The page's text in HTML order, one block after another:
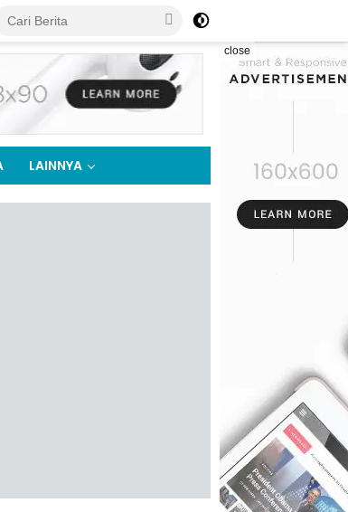
close
LAINNYA